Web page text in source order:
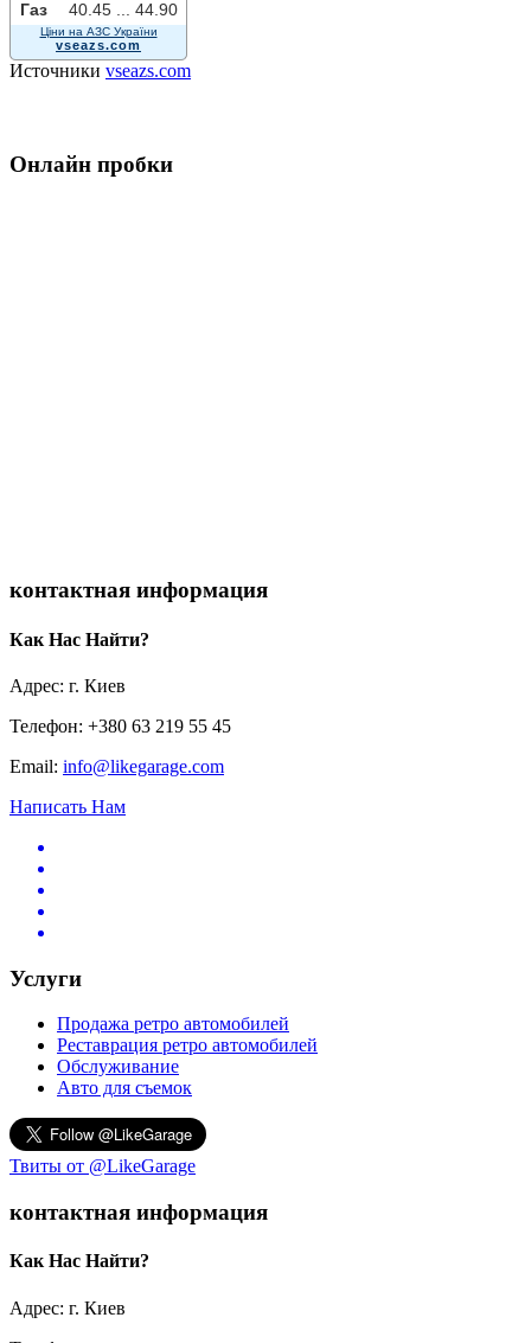
Газ 40.45 ... 44.90
Ціни на АЗС України
vseazs.com
Источники vseazs.com
Онлайн пробки
контактная информация
Как Нас Найти?
Адрес: г. Киев
Телефон: +380 63 219 55 45
Email: info@likegarage.com
Написать Нам
Услуги
Продажа ретро автомобилей
Реставрация ретро автомобилей
Обслуживание
Авто для съемок
Твиты от @LikeGarage
контактная информация
Как Нас Найти?
Адрес: г. Киев